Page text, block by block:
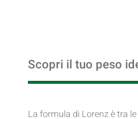
Scopri il tuo peso
La formula di Lorenz è tra